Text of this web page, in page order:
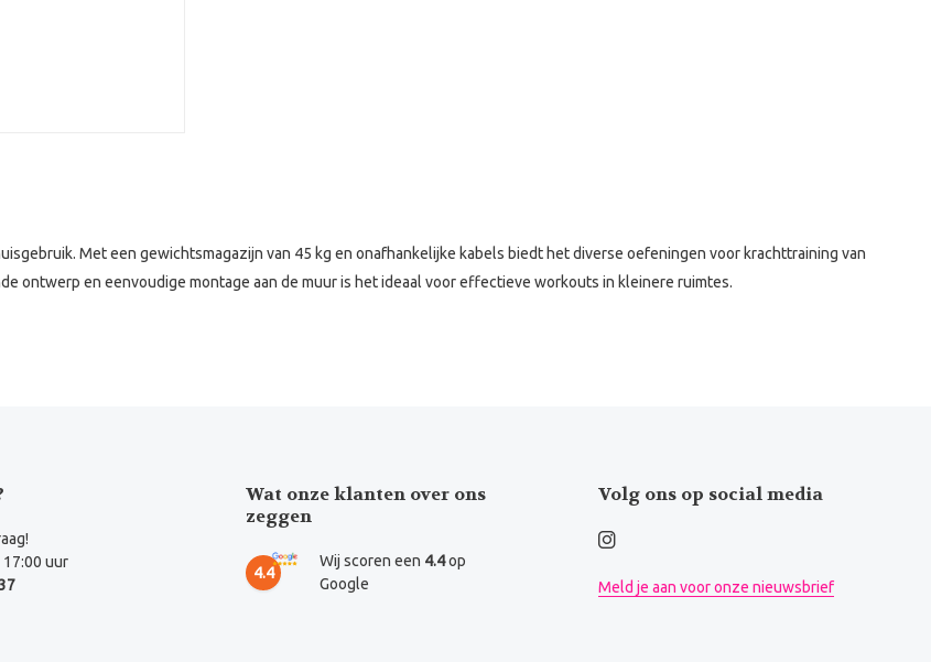
Met een gewichtsmagazijn van 45 kg en onafhankelijke kabels biedt het diverse oefeningen voor krachttraining van
ontwerp en eenvoudige montage aan de muur is het ideaal voor effectieve workouts in kleinere ruimtes.
uur
Wat onze klanten over ons
zeggen
4.4
Wij scoren een 4.4op
Google
Volg ons op social media
Meld je aan voor onze nieuwsbrief